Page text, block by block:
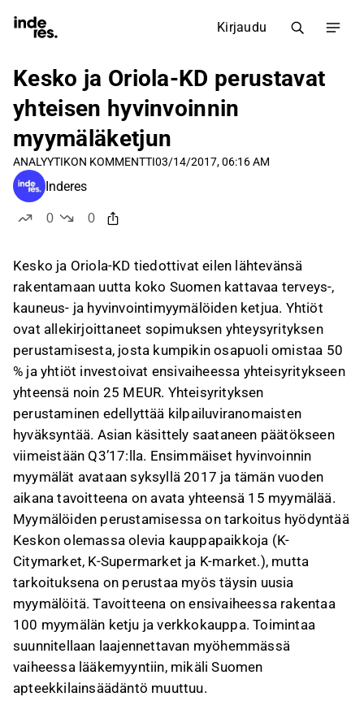
Kirjaudu
Kesko ja Oriola-KD perustavat
yhteisen hyvinvoinnin
myymäläketjun
ANALYYTIKON KOMMENTTI03/14/2017, 06:16 AM
Inderes
0
0
Kesko ja Oriola-KD tiedottivat eilen lähtevänsä
rakentamaan uutta koko Suomen kattavaa terveys-,
kauneus- ja hyvinvointimyymälöiden ketjua. Yhtiöt
ovat allekirjoittaneet sopimuksen yhteysyrityksen
perustamisesta, josta kumpikin osapuoli omistaa 50
% ja yhtiöt investoivat ensivaiheessa yhteisyritykseen
yhteensä noin 25 MEUR. Yhteisyrityksen
perustaminen edellyttää kilpailuviranomaisten
hyväksyntää. Asian käsittely saataneen päätökseen
viimeistään Q3’17:lla. Ensimmäiset hyvinvoinnin
myymälät avataan syksyllä 2017 ja tämän vuoden
aikana tavoitteena on avata yhteensä 15 myymälää.
Myymälöiden perustamisessa on tarkoitus hyödyntää
Keskon olemassa olevia kauppapaikkoja (K-
Citymarket, K-Supermarket ja K-market.), mutta
tarkoituksena on perustaa myös täysin uusia
myymälöitä. Tavoitteena on ensivaiheessa rakentaa
100 myymälän ketju ja verkkokauppa. Toimintaa
suunnitellaan laajennettavan myöhemmässä
vaiheessa lääkemyyntiin, mikäli Suomen
apteekkilainsäädäntö muuttuu.